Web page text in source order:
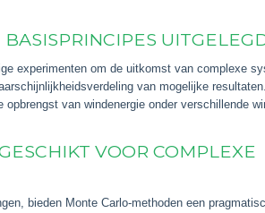
experimenten om de uitkomst van complexe
van mogelijke
van windenergie onder verschillende
VOOR COMPLEXE
bieden Monte Carlo-methoden een